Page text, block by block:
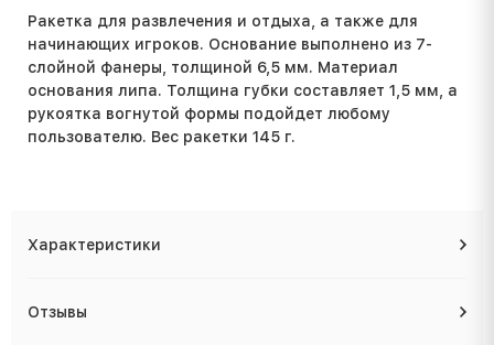
Ракетка для развлечения и отдыха, а также для
начинающих игроков. Основание выполнено из 7-
слойной фанеры, толщиной 6,5 мм. Материал
основания липа. Толщина губки составляет 1,5 мм, а
рукоятка вогнутой формы подойдет любому
пользователю. Вес ракетки 145 г.
Характеристики
Отзывы